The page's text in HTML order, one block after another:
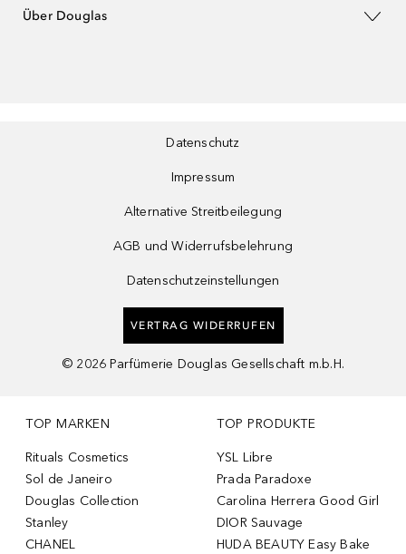
Über Douglas
Datenschutz
Impressum
Alternative Streitbeilegung
AGB und Widerrufsbelehrung
Datenschutzeinstellungen
VERTRAG WIDERRUFEN
© 2026 Parfümerie Douglas Gesellschaft m.b.H.
TOP MARKEN
Rituals Cosmetics
Sol de Janeiro
Douglas Collection
Stanley
CHANEL
TOP PRODUKTE
YSL Libre
Prada Paradoxe
Carolina Herrera Good Girl
DIOR Sauvage
HUDA BEAUTY Easy Bake